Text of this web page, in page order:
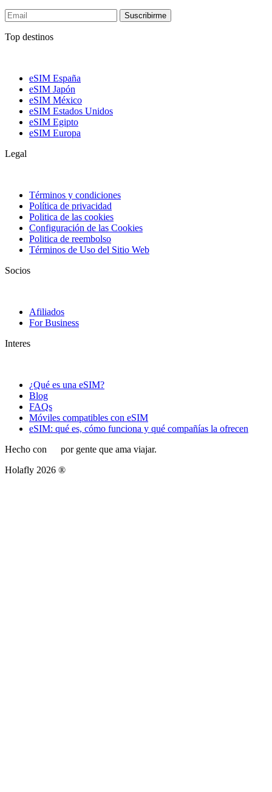
Suscribirme
Top destinos
eSIM España
eSIM Japón
eSIM México
eSIM Estados Unidos
eSIM Egipto
eSIM Europa
Legal
Términos y condiciones
Política de privacidad
Politica de las cookies
Configuración de las Cookies
Politica de reembolso
Términos de Uso del Sitio Web
Socios
Afiliados
For Business
Interes
¿Qué es una eSIM?
Blog
FAQs
Móviles compatibles con eSIM
eSIM: qué es, cómo funciona y qué compañías la ofrecen
Hecho con
por gente que ama viajar.
Holafly 2026 ®